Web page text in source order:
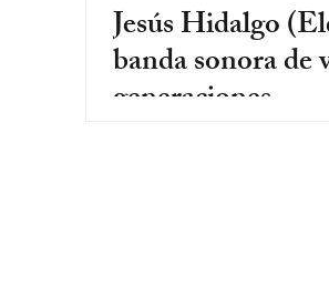
Jesús Hidalgo
banda sonora de
generaciones